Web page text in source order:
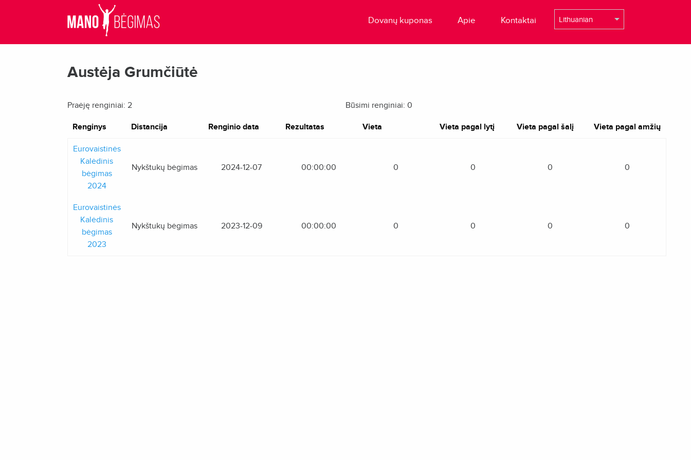
Dovanų kuponas Apie Kontaktai
Austėja Grumčiūtė
Praėję renginiai: 2 Būsimi renginiai: 0
Renginys Distancija Renginio data Rezultatas Vieta Vieta pagal lytį Vieta pagal šalį Vieta pagal amžių
Eurovaistinės
Kalėdinis
bėgimas
2024
Nykštukų bėgimas 2024-12-07 00:00:00 0 0 0 0
Eurovaistinės
Kalėdinis
bėgimas
2023
Nykštukų bėgimas 2023-12-09 00:00:00 0 0 0 0